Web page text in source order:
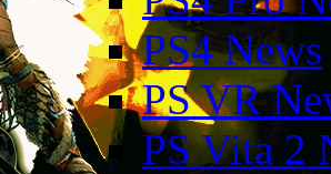
PS4 News
PS VR
PS Vita 2